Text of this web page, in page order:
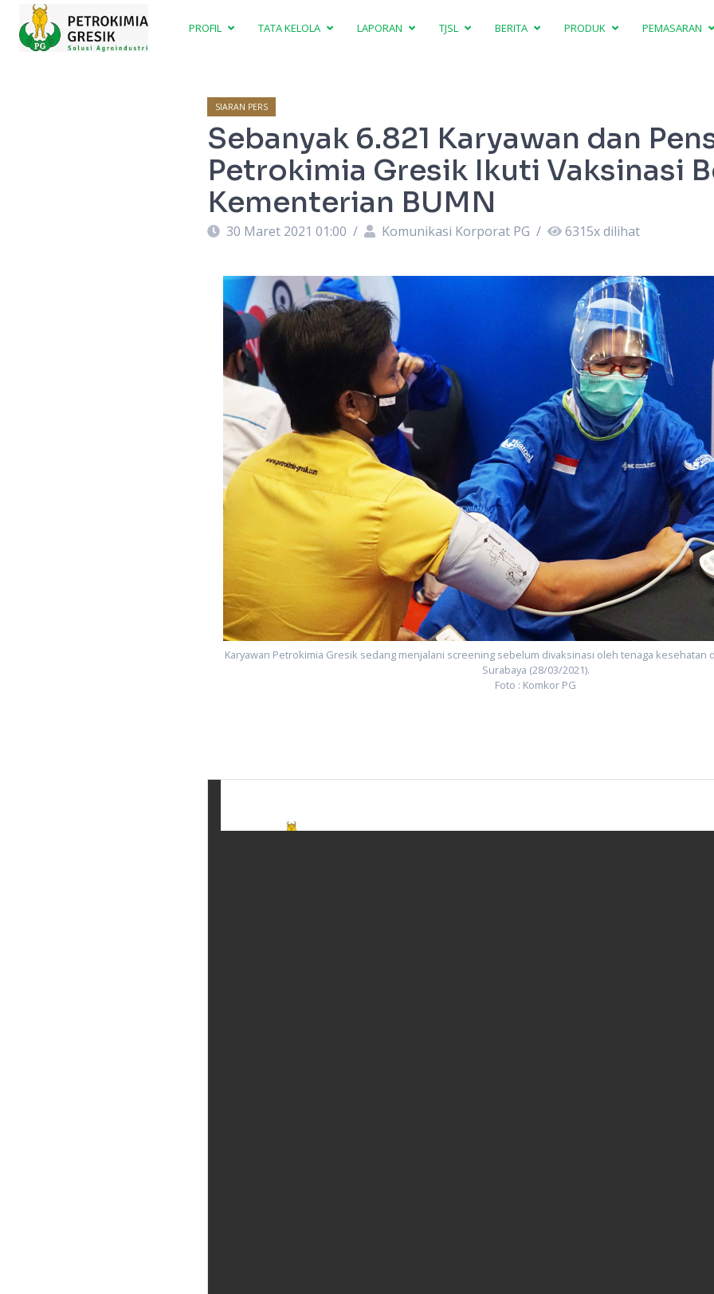
PROFIL TATA KELOLA LAPORAN TJSL BERITA PRODUK PEMASARAN
SIARAN PERS
Sebanyak 6.821 Karyawan dan
Petrokimia Gresik Ikuti Vaksinasi
Kementerian BUMN
30 Maret 2021 01:00 / Komunikasi Korporat PG / 6315x dilihat
Karyawan Petrokimia Gresik sedang menjalani screening sebelum divaksinasi oleh tenaga kesehatan
Surabaya (28/03/2021).
Foto : Komkor PG